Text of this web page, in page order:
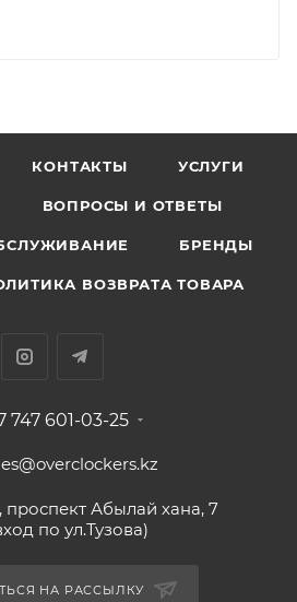
КОНТАКТЫ УСЛУГИ
ВОПРОСЫ И ОТВЕТЫ
БРЕНДЫ
ВОЗВРАТА ТОВАРА
747 601-03-25
проспект Абылай хана, 7
по ул.Тузова)
НА РАССЫЛКУ